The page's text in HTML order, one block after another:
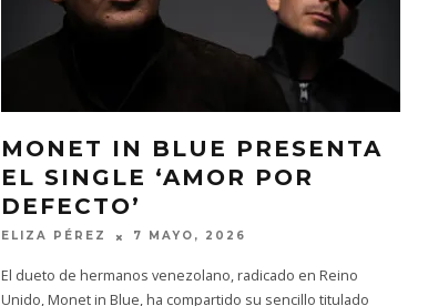
MONET IN BLUE PRESENTA
EL SINGLE ‘AMOR POR
DEFECTO’
ELIZA PÉREZ 7 MAYO, 2026
El dueto de hermanos venezolano, radicado en Reino
Unido, Monet in Blue, ha compartido su sencillo titulado